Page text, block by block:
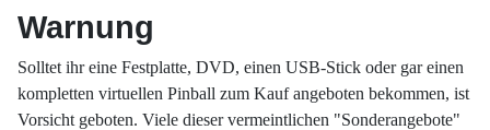
Warnung
Solltet ihr eine Festplatte, DVD, einen USB-Stick oder gar einen
kompletten virtuellen Pinball zum Kauf angeboten bekommen, ist
Vorsicht geboten. Viele dieser vermeintlichen "Sonderangebote"